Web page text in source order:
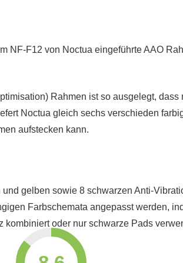
NF-F12 von Noctua eingeführte AAO
Rahmen ist so ausgelegt, dass
Noctua gleich sechs verschieden
aufstecken kann.
gelben sowie 8 schwarzen Anti-
Farbschemata angepasst werden,
kombiniert oder nur schwarze Pads